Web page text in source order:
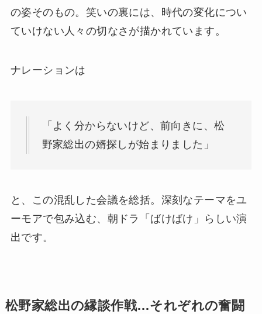
の姿そのもの。笑いの裏には、時代の変化につい
ていけない人々の切なさが描かれています。
ナレーションは
「よく分からないけど、前向きに、松
野家総出の婿探しが始まりました」
と、この混乱した会議を総括。深刻なテーマをユ
ーモアで包み込む、朝ドラ「ばけばけ」らしい演
出です。
松野家総出の縁談作戦…それぞれの奮闘